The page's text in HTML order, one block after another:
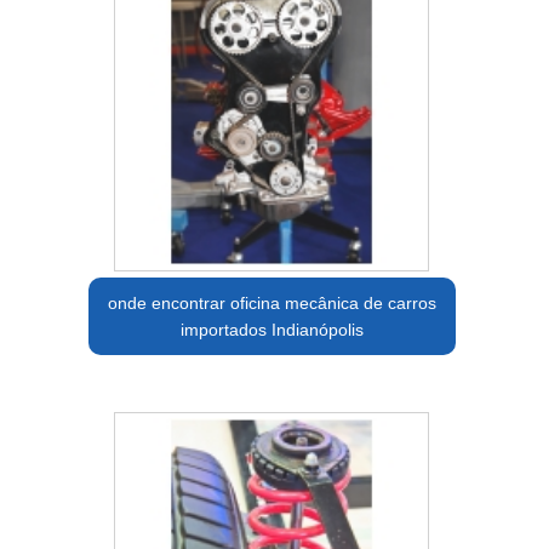
onde encontrar oficina mecânica de carros
importados Indianópolis